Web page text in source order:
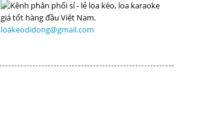
loakeodidong@gmail.com